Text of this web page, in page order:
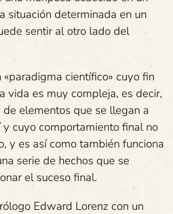
situación determinada en un
sentir al otro lado del
«paradigma científico» cuyo fin
vida es muy compleja, es decir,
de elementos que se llegan a
y cuyo comportamiento final no
y es así como también funciona
serie de hechos que se
el suceso final.
Edward Lorenz con un